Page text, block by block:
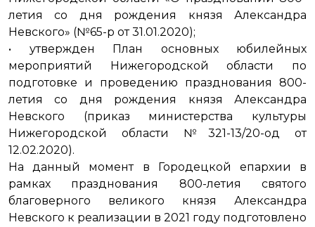
летия со дня рождения князя Александра
Невского» (№65-р от 31.01.2020);
• утвержден План основных юбилейных
мероприятий Нижегородской области по
подготовке и проведению празднования 800-
летия со дня рождения князя Александра
Невского (приказ министерства культуры
Нижегородской области №321-13/20-од от
12.02.2020).
На данный момент в Городецкой епархии в
рамках празднования 800-летия святого
благоверного великого князя Александра
Невского к реализации в 2021 году подготовлено